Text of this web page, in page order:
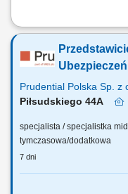
Budowanie i pozyskiwanie
ubezpieczeniowych;
i stacjonarnej; Realizacja
Ubezpieczeń
Prudential Polska Sp. z
Piłsudskiego 44A
specjalista / specjalistka
tymczasowa/dodatkowa
7 dni